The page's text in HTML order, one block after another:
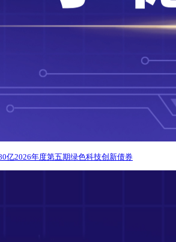
亿2026年度第五期绿色科技创新债券